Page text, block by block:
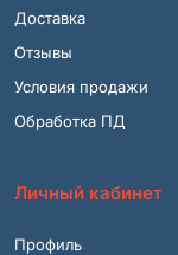
Доставка
Отзывы
Условия продажи
Обработка ПД
Личный кабинет
Профиль